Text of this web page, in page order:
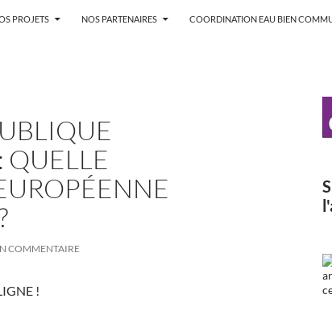
PROJETS NOS PARTENAIRES COORDINATION EAU BIEN
QUELLE
COMMENTAIRE
!